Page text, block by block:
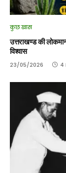
कुछ खास
उत्तराखण्ड की
विश्वास
23/05/2026 4